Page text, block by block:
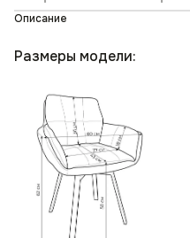
Описание
Размеры модели: